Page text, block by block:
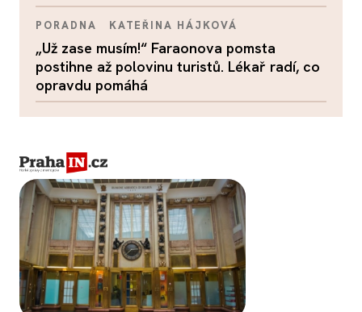
PORADNA KATEŘINA HÁJKOVÁ
„Už zase musím!“ Faraonova pomsta
postihne až polovinu turistů. Lékař radí, co
opravdu pomáhá